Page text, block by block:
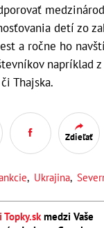
detí zo
a ročne ho
napríklad
Thajska.
Zdieľať
, Ukrajina,
medzi Vaše